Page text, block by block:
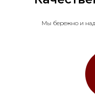
Мы бережно и